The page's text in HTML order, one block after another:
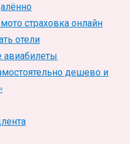
страховка онлайн
отели
дешево и